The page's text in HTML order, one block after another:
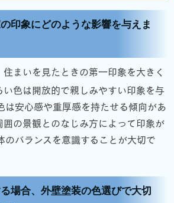
印象にどのような影響を与えま
住まいを見たときの第一印象を大きく
い色は開放的で親しみやすい印象を与
は安心感や重厚感を持たせる傾向があ
囲の景観とのなじみ方によって印象が
のバランスを意識することが大切で
場合、外壁塗装の色選びで大切